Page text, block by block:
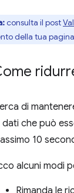
consulta il post
della tua
di
dati che può
10
alcuni modi